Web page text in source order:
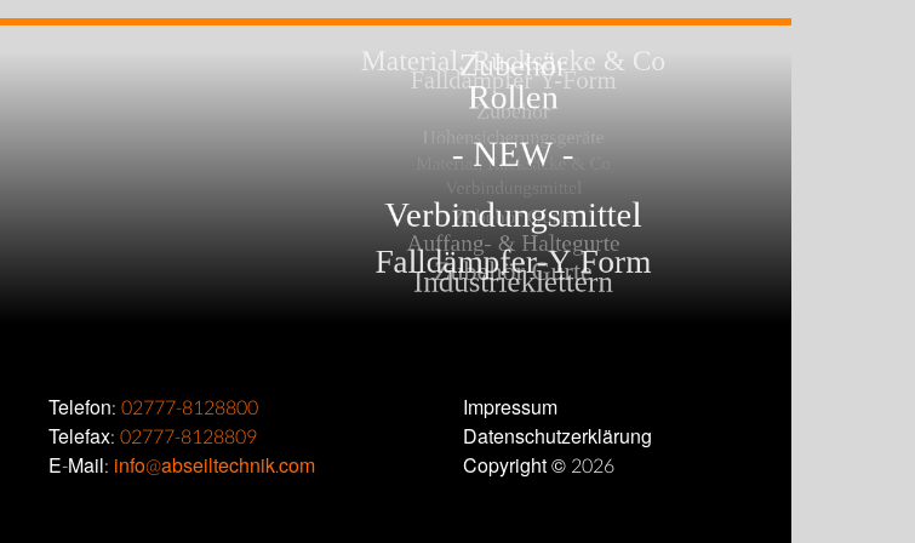
Telefon:02777-8128800
Telefax:02777-8128809
E-Mail: info@abseiltechnik.com
Impressum
Datenschutzerklärung
Copyright © 2026